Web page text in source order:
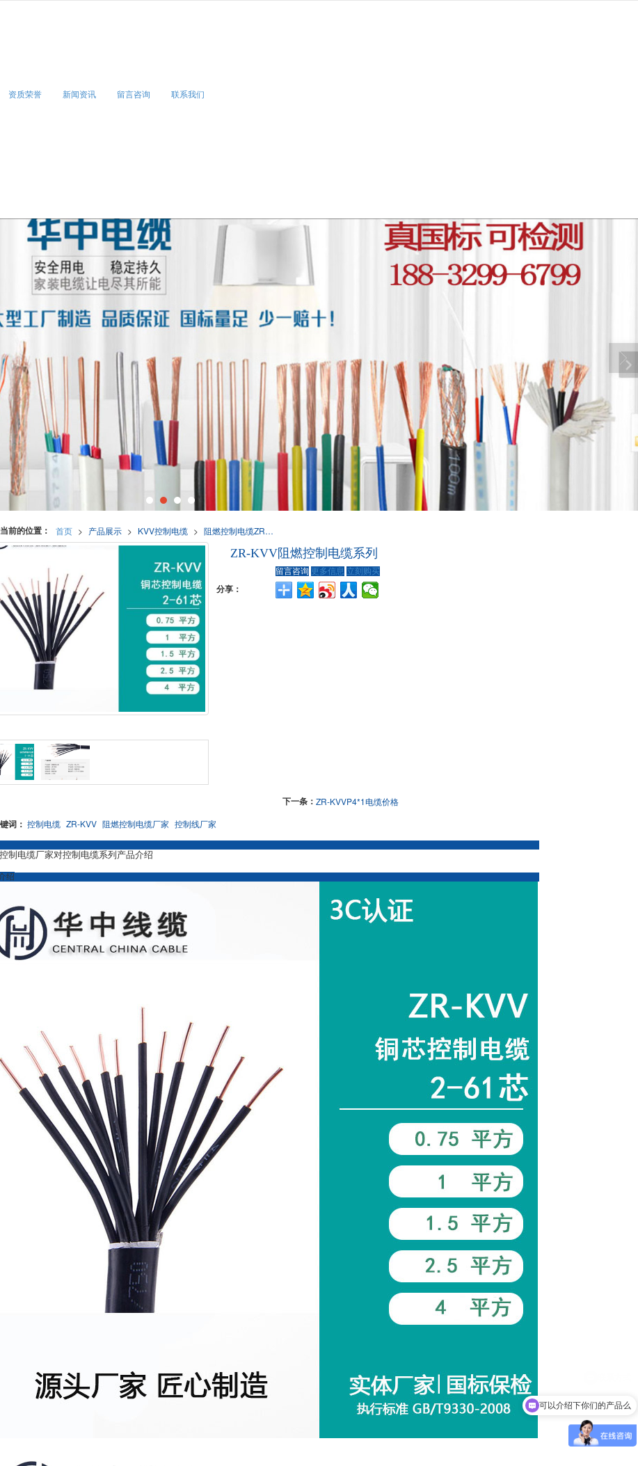
无法获得最佳浏览体验，推荐下载安装谷歌浏览器！
资质荣誉 新闻资讯 留言咨询 联系我们
前的位置： 首页 > 产品展示 > KVV控制电缆 > 阻燃控制电缆ZR-KVV
ZR-KVV阻燃控制电缆系列
留言咨询 更多信息 立刻购买
分享：
下一条： ZR-KVVP4*1电缆价格
词： 控制电缆 ZR-KVV 阻燃控制电缆厂家 控制线厂家
制电缆厂家对控制电缆系列产品介绍
绍
可以介绍下你们的产品么